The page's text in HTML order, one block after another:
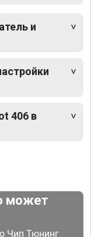
и
406 в
может
Чип Тюнинг